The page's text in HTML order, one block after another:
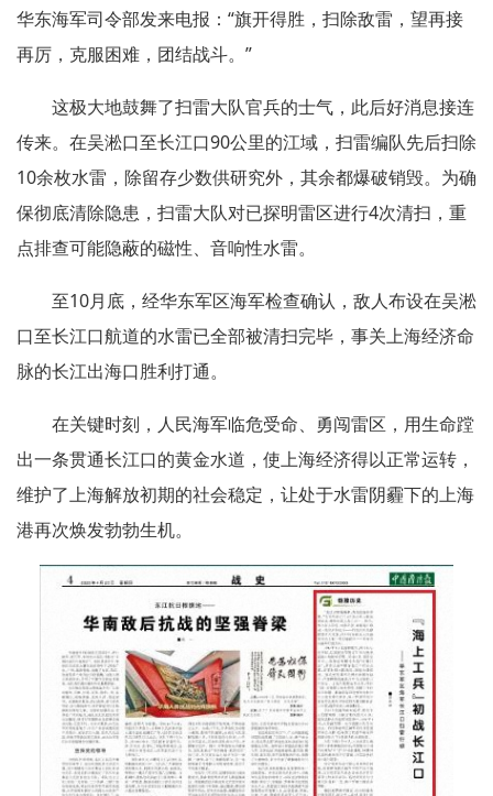
华东海军司令部发来电报：“旗开得胜，扫除敌雷，望再接
再厉，克服困难，团结战斗。”
这极大地鼓舞了扫雷大队官兵的士气，此后好消息接连
传来。在吴淞口至长江口90公里的江域，扫雷编队先后扫除
10余枚水雷，除留存少数供研究外，其余都爆破销毁。为确
保彻底清除隐患，扫雷大队对已探明雷区进行4次清扫，重
点排查可能隐蔽的磁性、音响性水雷。
至10月底，经华东军区海军检查确认，敌人布设在吴淞
口至长江口航道的水雷已全部被清扫完毕，事关上海经济命
脉的长江出海口胜利打通。
在关键时刻，人民海军临危受命、勇闯雷区，用生命蹚
出一条贯通长江口的黄金水道，使上海经济得以正常运转，
维护了上海解放初期的社会稳定，让处于水雷阴霾下的上海
港再次焕发勃勃生机。